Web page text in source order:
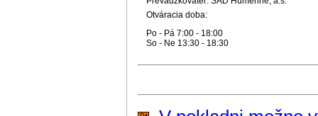
Otváracia doba:
Po - Pá 7:00 - 18:00
So - Ne 13:30 - 18:30